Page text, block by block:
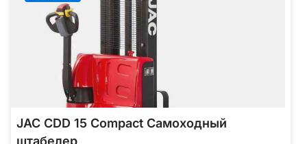
JAC CDD 15 Compact Самоходный
штабелер